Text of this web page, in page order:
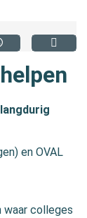
en OVAL
waar colleges